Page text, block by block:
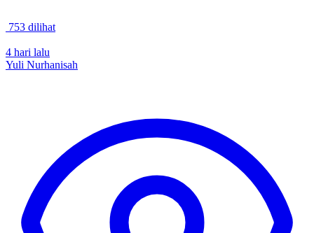
753 dilihat
4 hari lalu
Yuli Nurhanisah